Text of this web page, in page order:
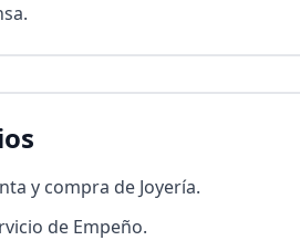
y compra de Joyería.
de Empeño.